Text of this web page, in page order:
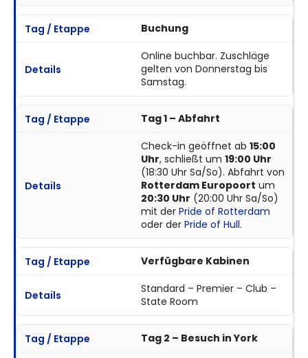
Buchung
Online buchbar. Zuschläge
gelten von Donnerstag bis
Samstag.
Tag 1 – Abfahrt
Check-in geöffnet ab 15:00
Uhr, schließt um 19:00 Uhr
(18:30 Uhr Sa/So). Abfahrt von
Rotterdam Europoort um
20:30 Uhr (20:00 Uhr Sa/So)
mit der Pride of Rotterdam
oder der Pride of Hull.
Verfügbare Kabinen
Standard – Premier – Club –
State Room
Tag 2 – Besuch in York